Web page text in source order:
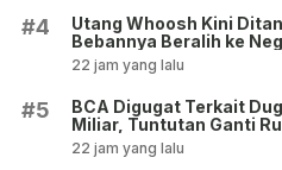
#4
Utang Whoosh Kini
Bebannya Beralih ke
22 jam yang lalu
#5
BCA Digugat Terkait
Miliar, Tuntutan Ganti
22 jam yang lalu